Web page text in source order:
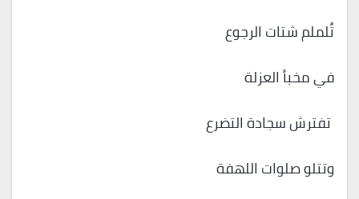
تُلملم شتات الرجوع
في مخبأ العزلة
تفترش سجادة التضرع
وتتلو صلوات اللهفة